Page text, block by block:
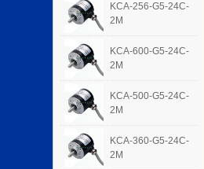
KCA-256-G5-24C-
2M
KCA-600-G5-24C-
2M
KCA-500-G5-24C-
2M
KCA-360-G5-24C-
2M